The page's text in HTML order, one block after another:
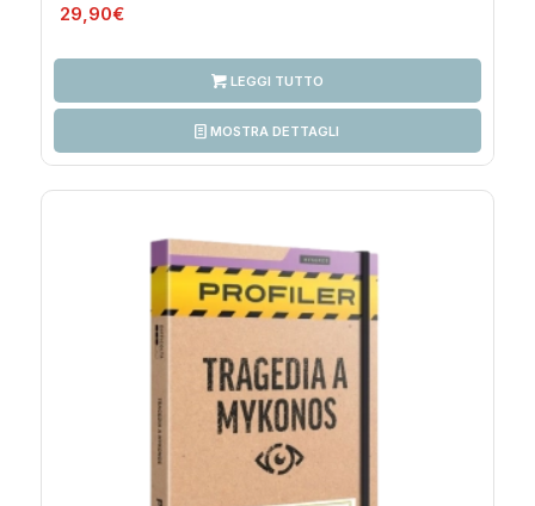
29,90€
LEGGI TUTTO
MOSTRA DETTAGLI